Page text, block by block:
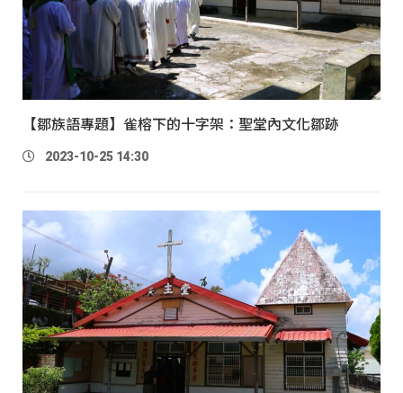
【鄒族語專題】雀榕下的十字架：聖堂內文化鄒跡
2023-10-25 14:30